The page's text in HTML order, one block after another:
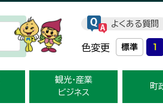
よくある質問
色変更
観光・産業
ビジネス
町